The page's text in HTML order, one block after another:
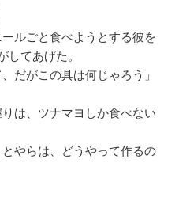
ルごと食べようとする彼を
してあげた。
だがこの具は何じゃろう」
は、ツナマヨしか食べない
とやらは、どうやって作るの